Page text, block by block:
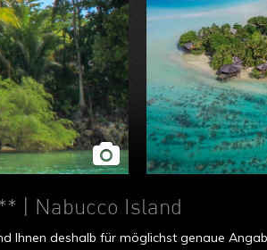
| Nabucco Island
Ihnen deshalb für möglichst genaue